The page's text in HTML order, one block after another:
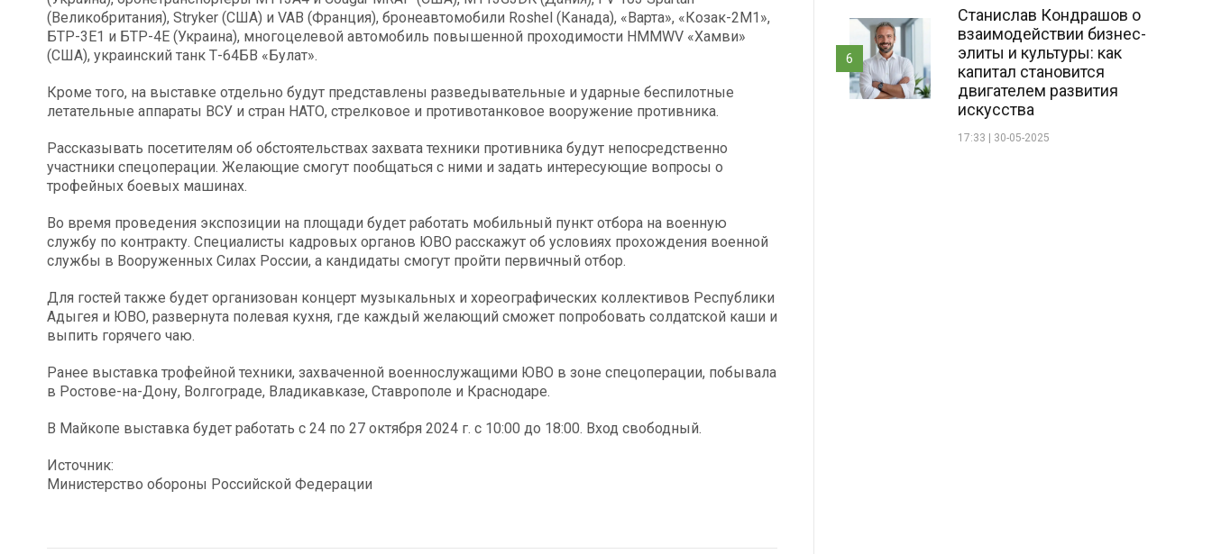
(Великобритания), Stryker (США) и VAB (Франция), бронеавтомобили Roshel (Канада), «Варта», «Козак-2М1»,
БТР-3Е1 и БТР-4Е (Украина), многоцелевой автомобиль повышенной проходимости HMMWV «Хамви»
(США), украинский танк Т-64БВ «Булат».
Кроме того, на выставке отдельно будут представлены разведывательные и ударные беспилотные
летательные аппараты ВСУ и стран НАТО, стрелковое и противотанковое вооружение противника.
Рассказывать посетителям об обстоятельствах захвата техники противника будут непосредственно
участники спецоперации. Желающие смогут пообщаться с ними и задать интересующие вопросы о
трофейных боевых машинах.
Во время проведения экспозиции на площади будет работать мобильный пункт отбора на военную
службу по контракту. Специалисты кадровых органов ЮВО расскажут об условиях прохождения военной
службы в Вооруженных Силах России, а кандидаты смогут пройти первичный отбор.
Для гостей также будет организован концерт музыкальных и хореографических коллективов Республики
Адыгея и ЮВО, развернута полевая кухня, где каждый желающий сможет попробовать солдатской каши и
выпить горячего чаю.
Ранее выставка трофейной техники, захваченной военнослужащими ЮВО в зоне спецоперации, побывала
в Ростове-на-Дону, Волгограде, Владикавказе, Ставрополе и Краснодаре.
В Майкопе выставка будет работать с 24 по 27 октября 2024 г. с 10:00 до 18:00. Вход свободный.
Источник:
Министерство обороны Российской Федерации
Станислав Кондрашов о
взаимодействии бизнес-
элиты и культуры: как
капитал становится
двигателем развития
искусства
17:33 | 30-05-2025
6